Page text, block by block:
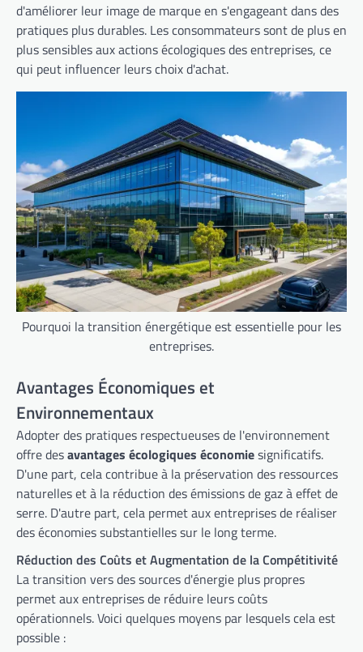
d'améliorer leur image de marque en s'engageant dans des
pratiques plus durables. Les consommateurs sont de plus en
plus sensibles aux actions écologiques des entreprises, ce
qui peut influencer leurs choix d'achat.
Pourquoi la transition énergétique est essentielle pour les
entreprises.
Avantages Économiques et
Environnementaux
Adopter des pratiques respectueuses de l'environnement
offre desavantages écologiques économiesignificatifs.
D'une part, cela contribue à la préservation des ressources
naturelles et à la réduction des émissions de gaz à effet de
serre. D'autre part, cela permet aux entreprises de réaliser
des économies substantielles sur le long terme.
Réduction des Coûts et Augmentation de la Compétitivité
La transition vers des sources d'énergie plus propres
permet aux entreprises de réduire leurs coûts
opérationnels. Voici quelques moyens par lesquels cela est
possible :